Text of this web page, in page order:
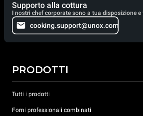
Supporto alla cottura
I nostri chef corporate sono a tua disposizione
cooking.support@unox.com
PRODOTTI
Tutti i prodotti
Forni professionali combinati